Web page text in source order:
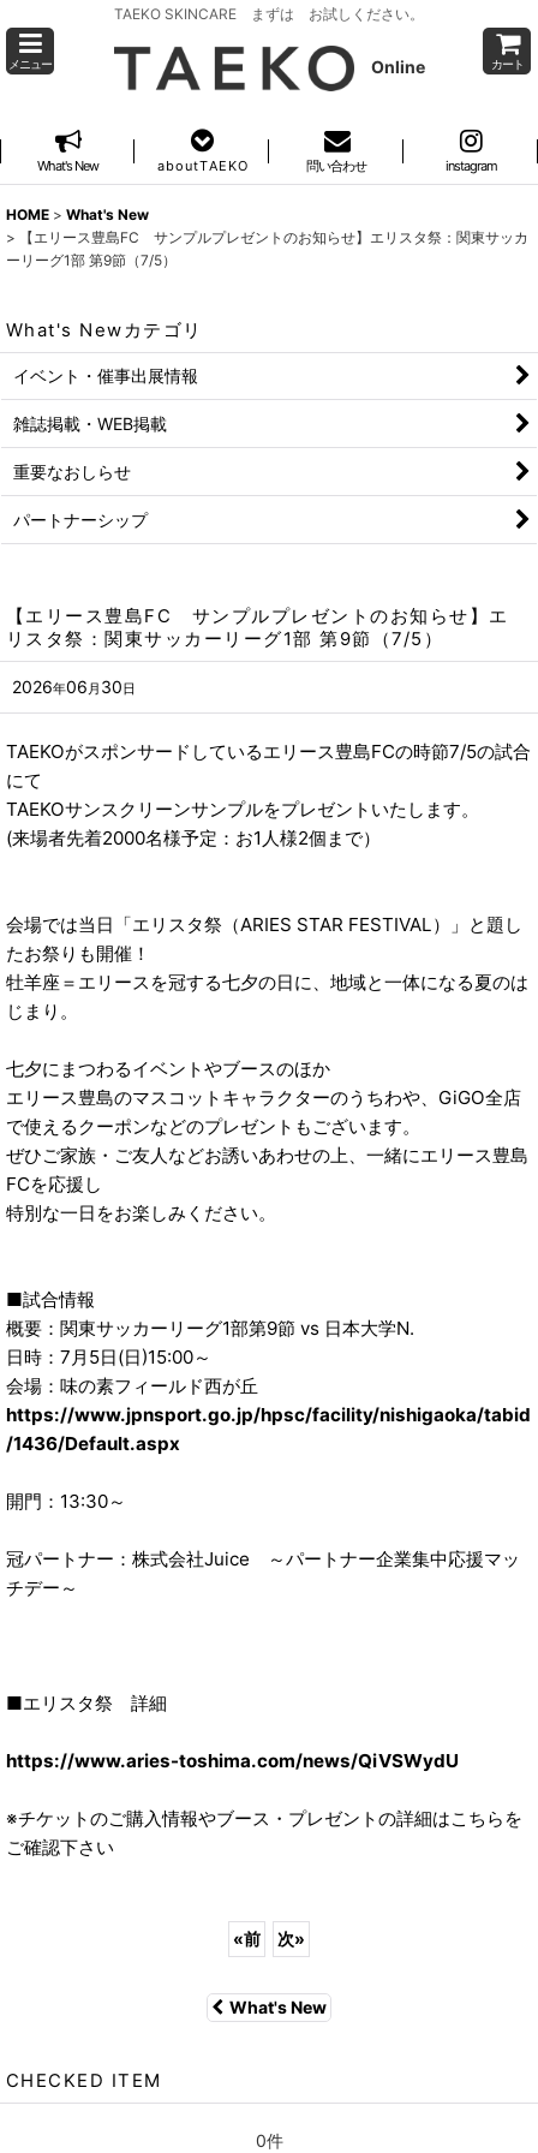
TAEKO SKINCARE まずは お試しください。
メニュー Online カート
What's New a b o u t T A E K O 問い合わせ instagram
HOME > What's New
>
【エリース豊島FC サンプルプレゼントのお知らせ】エリスタ祭：関東サッカ
ーリーグ1部 第9節（7/5）
【エリース豊島FC サンプルプレゼントのお知らせ】エ
リスタ祭：関東サッカーリーグ1部 第9節（7/5）
2026年06 月 30 日
TAEKOがスポンサードしているエリース豊島FCの時節7/5の試合
にて
TAEKOサンスクリーンサンプルをプレゼントいたします。
(来場者先着2000名様予定：お1人様2個まで）
会場では当日「エリスタ祭（ARIES STAR FESTIVAL）」と題し
たお祭りも開催！
牡羊座＝エリースを冠する七夕の日に、地域と一体になる夏のは
じまり。
七夕にまつわるイベントやブースのほか
エリース豊島のマスコットキャラクターのうちわや、GiGO全店
で使えるクーポンなどのプレゼントもございます。
ぜひご家族・ご友人などお誘いあわせの上、一緒にエリース豊島
FCを応援し
特別な一日をお楽しみください。
■試合情報
概要：関東サッカーリーグ1部第9節 vs 日本大学N.
日時：7月5日(日)15:00～
会場：味の素フィールド西が丘
https://www.jpnsport.go.jp/hpsc/facility/nishigaoka/tabid
/1436/Default.aspx
開門：13:30～
冠パートナー：株式会社Juice ～パートナー企業集中応援マッ
チデー～
■エリスタ祭 詳細
https://www.aries-toshima.com/news/QiVSWydU
※チケットのご購入情報やブース・プレゼントの詳細はこちらを
ご確認下さい
«前 次»
What's New
What's Newカテゴリ
イベント・催事出展情報
雑誌掲載・WEB掲載
重要なおしらせ
パートナーシップ
CHECKED ITEM
0件